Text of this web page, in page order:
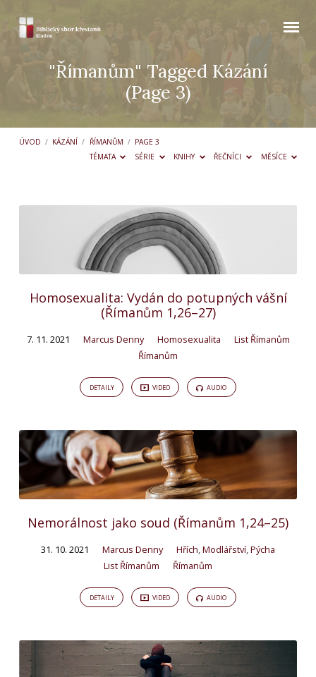
"Římanům" Tagged Kázání
(Page 3)
ÚVOD / KÁZÁNÍ / ŘÍMANŮM / PAGE 3
TÉMATA
SÉRIE KNIHY ŘEČNÍCI MĚSÍCE
"Římanům"
Homosexualita: Vydán do potupných vášní
(Římanům 1,26–27)
7. 11. 2021 Marcus Denny Homosexualita
List Římanům
Římanům
DETAILY VIDEO AUDIO
Nemorálnost jako soud (Římanům 1,24–25)
31. 10. 2021 Marcus Denny Hřích,Modlářství,Pýcha
List Římanům
Římanům
DETAILY VIDEO AUDIO